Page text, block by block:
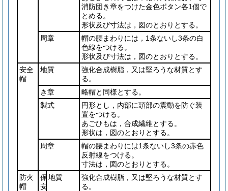
消防団き章をつけた金色ボタン各1個で
とめる。
形状及び寸法は，図のとおりとする。
周章
帽の腰まわりには，1条ないし3条の白
色線をつける。
形状及び寸法は，図のとおりとする。
安全
帽
地質
強化合成樹脂，又は堅ろうな材質とす
る。
き章
略帽と同様とする。
製式
円形とし，内部に頭部の震動を防ぐ装
置をつける。
あごひもは，合成繊維とする。
形状は，図のとおりとする。
周章
帽の腰まわりには1条ないし3条の赤色
反射線をつける。
寸法は，図のとおりとする。
防火
帽
保
安
地質
強化合成樹脂，又は堅ろうな材質とす
る。